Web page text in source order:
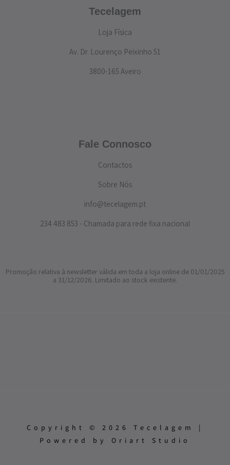
Tecelagem
Loja Física
Av. Dr. Lourenço Peixinho 51
3800-165 Aveiro
Fale Connosco
Contactos
Sobre Nós
info@tecelagem.pt
234 483 853 - Chamada para rede fixa nacional
Promoção relativa à newsletter válida em toda a loja online de 01/01/2025
a 31/12/2026. Limitado ao stock existente.
Copyright © 2026 Tecelagem |
Powered by Oriart Studio